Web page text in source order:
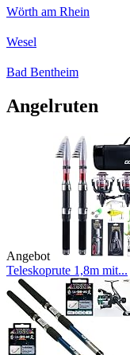
Wörth am Rhein
Wesel
Bad Bentheim
Angelruten
Angebot
Teleskoprute 1,8m mit...